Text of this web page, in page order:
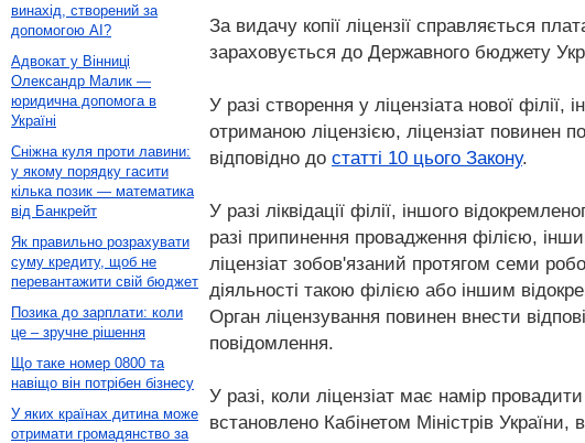
За видачу копії ліцензії справляється
зараховується до Державного бюджету
У разі створення у ліцензіата нової філії,
отриманою ліцензією, ліцензіат повинен
відповідно до статті 10 цього Закону.
У разі ліквідації філії, іншого
разі припинення провадження філією,
ліцензіат зобов'язаний протягом семи
діяльності такою філією або іншим
Орган ліцензування повинен внести
повідомлення.
У разі, коли ліцензіат має намір провадити
встановлено Кабінетом Міністрів
винахід, створений за
допомогою AI?
Адвокат у Вінниці
Олександр Малик —
юридична допомога в
Україні
Сніжна куля проти лавини:
у якому порядку гасити
кілька позик — математика
від Банкрейт
Як правильно розрахувати
суму кредиту, щоб не
перевантажити свій бюджет
Позика до зарплати: коли
це – зручне рішення
Що таке номер 0800 та
навіщо він потрібен бізнесу
У яких країнах дитина може
отримати громадянство за